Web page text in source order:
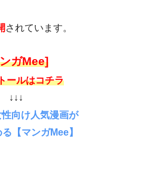
されています。
ガMee]
ールはコチラ
↓↓↓
向け人気漫画が
【マンガMee】